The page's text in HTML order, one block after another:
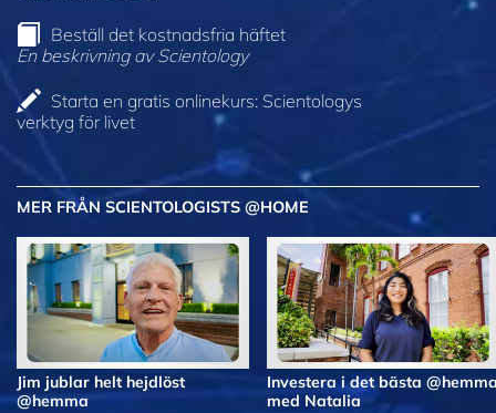
Beställ det kostnadsfria häftet
En beskrivning av Scientology
Starta en gratis onlinekurs: Scientologys
verktyg för livet
MER FRÅN SCIENTOLOGISTS @HOME
Jim jublar helt hejdlöst
@hemma
Investera i det bästa
med Natalia